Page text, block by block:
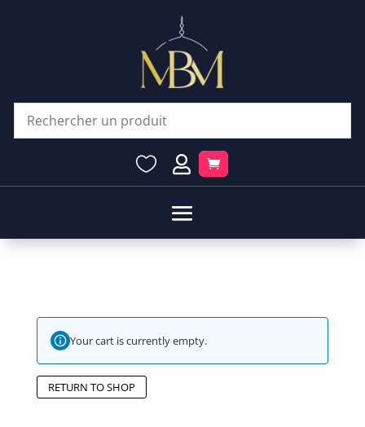
 
Your cart is currently empty.
RETURN TO SHOP